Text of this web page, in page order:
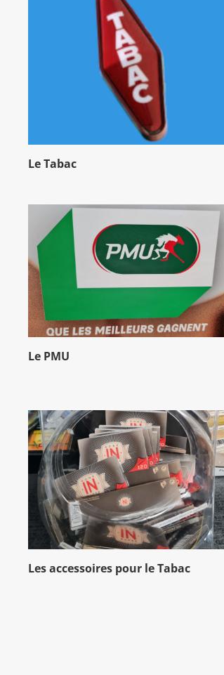
Le Tabac
Le PMU
Les accessoires pour le Tabac